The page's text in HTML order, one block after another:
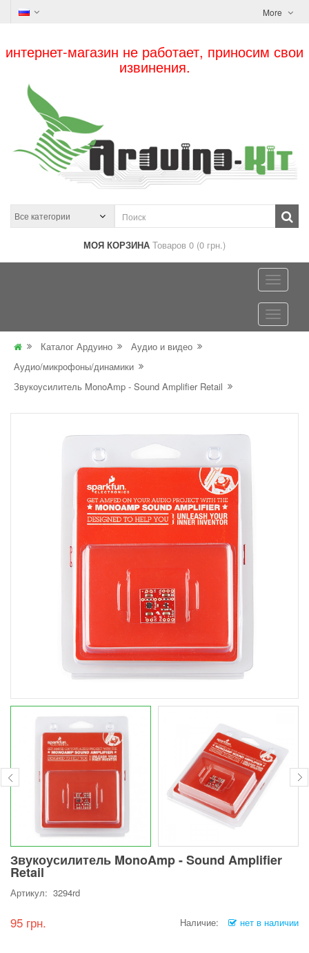
More
интернет-магазин не работает, приносим свои
извинения.
МОЯ КОРЗИНА Товаров 0 (0 грн.)
Каталог Ардуино
Аудио и видео
Аудио/микрофоны/динамики
Звукоусилитель MonoAmp - Sound Amplifier Retail
Звукоусилитель MonoAmp - Sound Amplifier
Retail
Артикул: 3294rd
95 грн. Наличие: нет в наличии